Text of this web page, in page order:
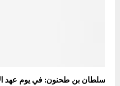
سلطان بن طحنون: في يوم عهد